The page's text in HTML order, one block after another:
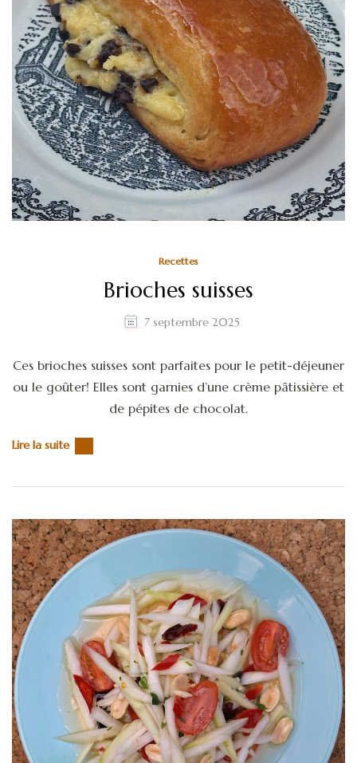
Recettes
Brioches suisses
7 septembre 2025
Ces brioches suisses sont parfaites pour le petit-déjeuner
ou le goûter! Elles sont garnies d’une crème pâtissière et
de pépites de chocolat.
Lire la suite